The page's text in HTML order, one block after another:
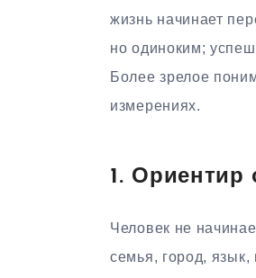
жизнь начинает
но одиноким;
Более зрелое
измерениях.
1.
Человек не
семья, город,